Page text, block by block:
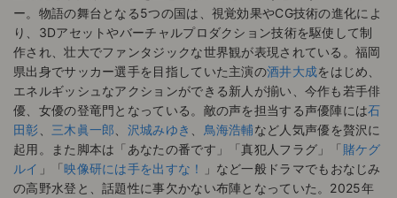
ー。物語の舞台となる5つの国は、視覚効果やCG技術の進化によ
り、3Dアセットやバーチャルプロダクション技術を駆使して制
作され、壮大でファンタジックな世界観が表現されている。福岡
県出身でサッカー選手を目指していた主演の酒井大成をはじめ、
エネルギッシュなアクションができる新人が揃い、今作も若手俳
優、女優の登竜門となっている。敵の声を担当する声優陣には石
田彰
三木眞一郎 沢城みゆき 鳥海浩輔など人気声優を贅沢に
起用。また脚本は「あなたの番です」「真犯人フラグ」「賭ケグ
ルイ 」「映像研には手を出すな！
」など一般ドラマでもおなじみ
の高野水登と、話題性に事欠かない布陣となっていた。2025年